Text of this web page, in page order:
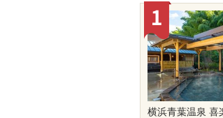
横浜青葉温泉 喜